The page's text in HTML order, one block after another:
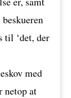
til ‘det, der
med
netop at